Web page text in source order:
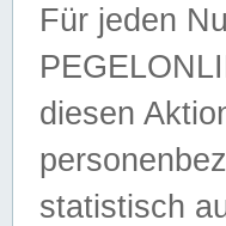
Für jeden
diesen
statistisch